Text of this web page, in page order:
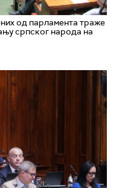
од парламента траже
српског народа на